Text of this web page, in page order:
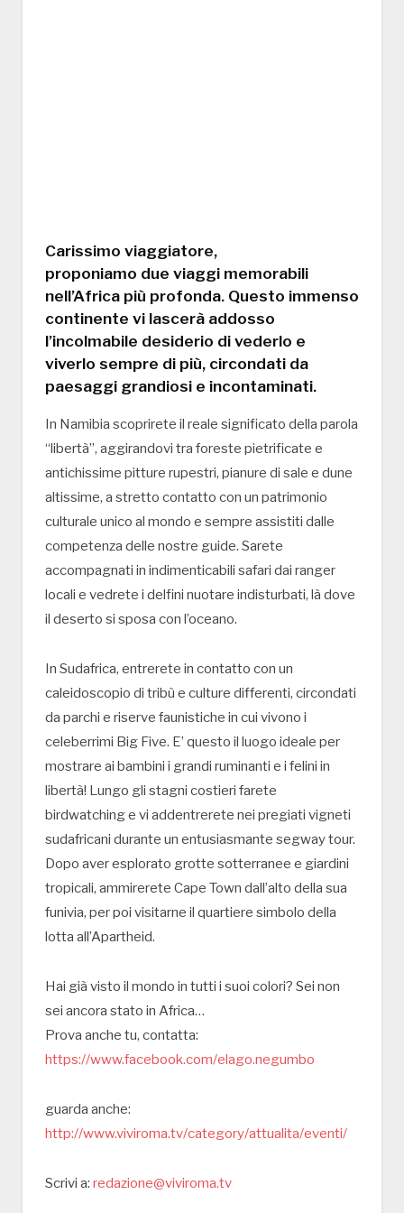
Carissimo viaggiatore,
proponiamo due viaggi memorabili
nell’Africa più profonda. Questo immenso
continente vi lascerà addosso
l’incolmabile desiderio di vederlo e
viverlo sempre di più, circondati da
paesaggi grandiosi e incontaminati.
In Namibia scoprirete il reale significato della parola
“libertà”, aggirandovi tra foreste pietrificate e
antichissime pitture rupestri, pianure di sale e dune
altissime, a stretto contatto con un patrimonio
culturale unico al mondo e sempre assistiti dalle
competenza delle nostre guide. Sarete
accompagnati in indimenticabili safari dai ranger
locali e vedrete i delfini nuotare indisturbati, là dove
il deserto si sposa con l’oceano.
In Sudafrica, entrerete in contatto con un
caleidoscopio di tribù e culture differenti, circondati
da parchi e riserve faunistiche in cui vivono i
celeberrimi Big Five. E’ questo il luogo ideale per
mostrare ai bambini i grandi ruminanti e i felini in
libertà! Lungo gli stagni costieri farete
birdwatching e vi addentrerete nei pregiati vigneti
sudafricani durante un entusiasmante segway tour.
Dopo aver esplorato grotte sotterranee e giardini
tropicali, ammirerete Cape Town dall’alto della sua
funivia, per poi visitarne il quartiere simbolo della
lotta all’Apartheid.
Hai già visto il mondo in tutti i suoi colori? Sei non
sei ancora stato in Africa…
Prova anche tu, contatta:
https://www.facebook.com/elago.negumbo
guarda anche:
http://www.viviroma.tv/category/attualita/eventi/
Scrivi a: redazione@viviroma.tv